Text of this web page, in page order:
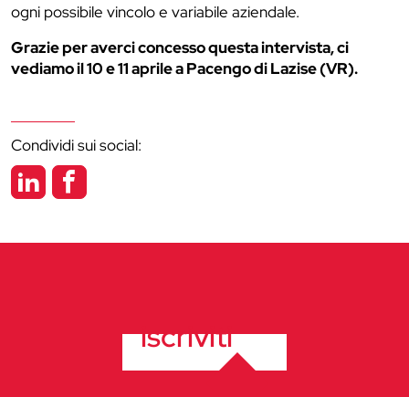
ogni possibile vincolo e variabile aziendale.
Grazie per averci concesso questa intervista, ci
vediamo il 10 e 11 aprile a Pacengo di Lazise (VR).
Condividi sui social:
iscriviti